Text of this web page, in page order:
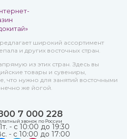
широкий ассортимент
и других восточных стран.
из этих стран. Здесь вы
товары и сувениры,
что нужно для занятий восточными
же йогой.
7 000 228
звонок по России
- с 10:00 до 19:30
- с 10:00 до 17:00